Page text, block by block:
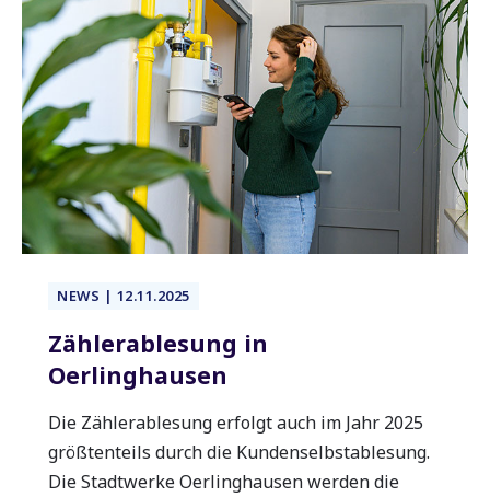
NEWS | 12.11.2025
Zählerablesung in
Oerlinghausen
Die Zählerablesung erfolgt auch im Jahr 2025
größtenteils durch die Kundenselbstablesung.
Die Stadtwerke Oerlinghausen werden die